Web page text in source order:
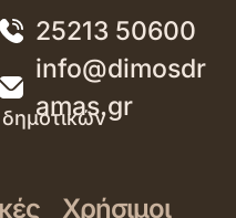
25213 50600
info@dimosdr
amas.gr
Χρήσιμοι